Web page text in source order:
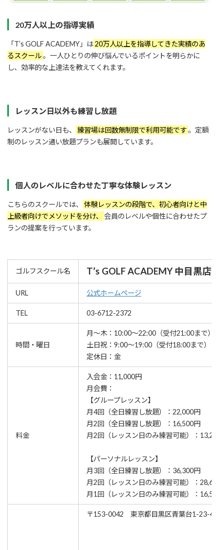
20万人以上の指導実績
「T’s GOLF ACADEMY」は20万人以上を指導してきた実績のあ
るスクール。一人ひとりの伸び悩んでいるポイントを明らかに
し、効率的な上達法を教えてくれます。
レッスン日以外も練習し放題
レッスンがない日も、 練習場は回数無制限で利用可能です。定額
制のレッスン通い放題プランも展開しています。
個人のレベルに合わせた丁寧な体験レッスン
こちらのスクールでは、
体験レッスンの段階で、初心者向けと中
上級者向けでメソッドを分け、 会員のレベルや個性に合わせたプ
ランの提案を行っています。
ゴルフスクール名 T’s GOLF ACADEMY 中目黒店
URL 公式ホームページ
TEL 03-6712-2372
時間・曜日
月～木：10:00～22:00（受付21:00まで）
土日祝：9:00～19:00（受付18:00まで）
定休日：金
料金
入会金：11,000円
月会費：
【グループレッスン】
月4回（全日練習し放題）：22,000円
月2回（全日練習し放題）：16,500円
月2回（レッスン日のみ練習可能）：
【パーソナルレッスン】
月3回（全日練習し放題）：36,300円
月2回（レッスン日のみ練習可能）：
月1回（レッスン日のみ練習可能）：
〒153-0042 東京都目黒区青葉台1-23-4